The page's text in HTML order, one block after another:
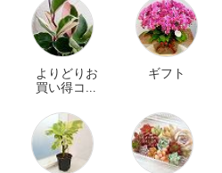
よりどりお
買い得コー
ギフト